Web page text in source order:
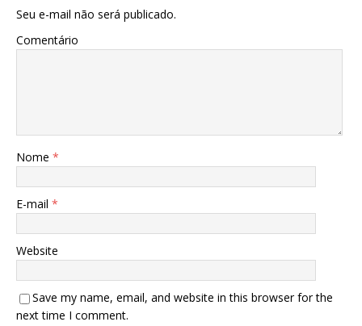
Seu e-mail não será publicado.
Comentário
Nome *
E-mail *
Website
Save my name, email, and website in this browser for the
next time I comment.